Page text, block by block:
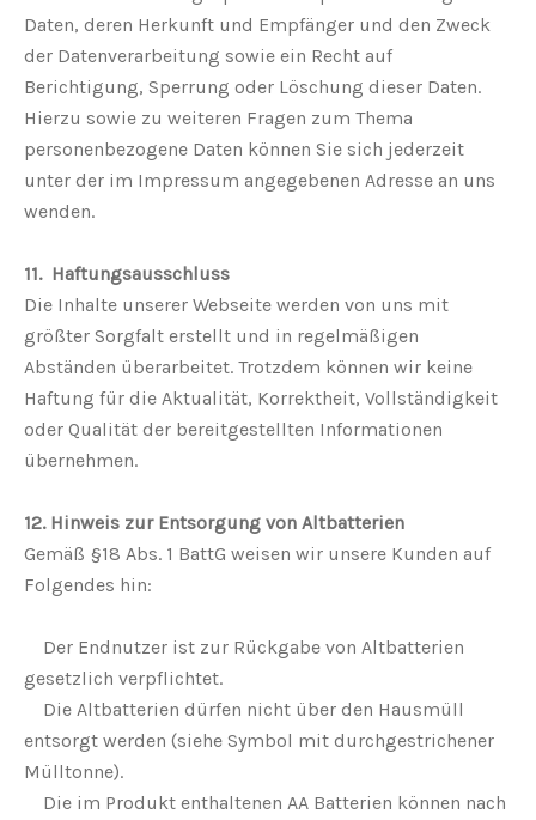
Daten, deren Herkunft und Empfänger und den Zweck
der Datenverarbeitung sowie ein Recht auf
Berichtigung, Sperrung oder Löschung dieser Daten.
Hierzu sowie zu weiteren Fragen zum Thema
personenbezogene Daten können Sie sich jederzeit
unter der im Impressum angegebenen Adresse an uns
wenden.
11. Haftungsausschluss
Die Inhalte unserer Webseite werden von uns mit
größter Sorgfalt erstellt und in regelmäßigen
Abständen überarbeitet. Trotzdem können wir keine
Haftung für die Aktualität, Korrektheit, Vollständigkeit
oder Qualität der bereitgestellten Informationen
übernehmen.
12. Hinweis zur Entsorgung von Altbatterien
Gemäß §18 Abs. 1 BattG weisen wir unsere Kunden auf
Folgendes hin:
Der Endnutzer ist zur Rückgabe von Altbatterien
gesetzlich verpflichtet.
Die Altbatterien dürfen nicht über den Hausmüll
entsorgt werden (siehe Symbol mit durchgestrichener
Mülltonne).
Die im Produkt enthaltenen AA Batterien können nach